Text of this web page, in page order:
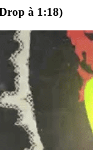
à 1:18)